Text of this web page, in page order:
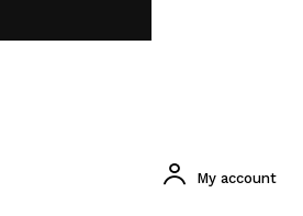
My account